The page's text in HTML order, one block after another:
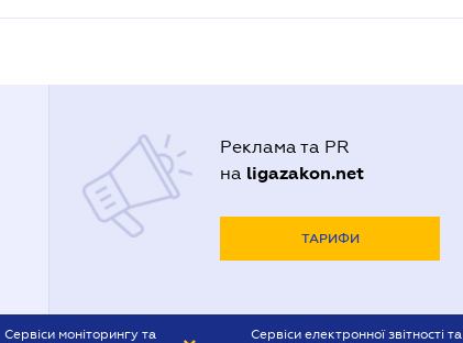
Реклама та PR
на ligazakon.net
ТАРИФИ
Сервіси моніторингу та
Сервіси електронної звітності та